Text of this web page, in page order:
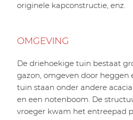
originele kapconstructie, enz.
OMGEVING
De driehoekige tuin bestaat
gazon, omgeven door heggen
tuin staan onder andere
en een notenboom. De
vroeger kwam het entreepad